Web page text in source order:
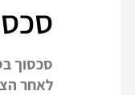
סכסוך
לאחר